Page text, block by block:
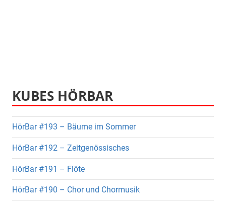
KUBES HÖRBAR
HörBar #193 – Bäume im Sommer
HörBar #192 – Zeitgenössisches
HörBar #191 – Flöte
HörBar #190 – Chor und Chormusik